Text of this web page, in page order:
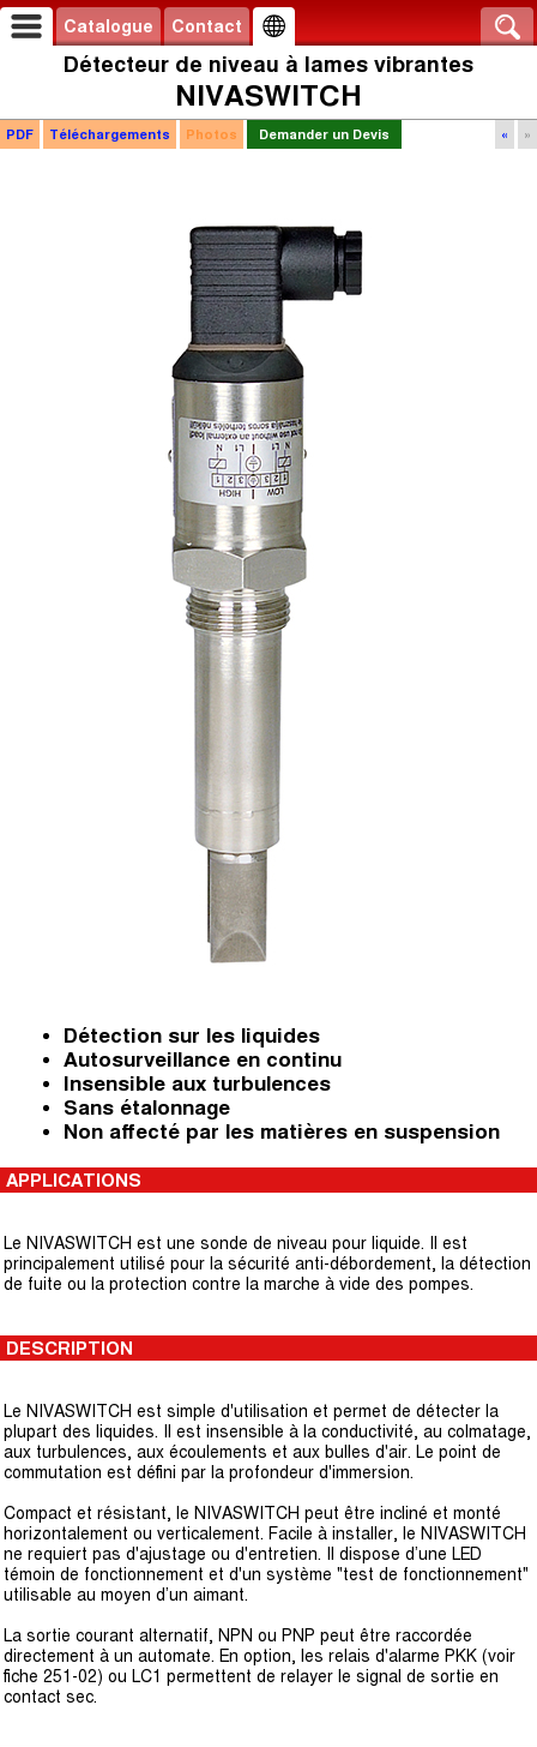
Catalogue Contact
Détecteur de niveau à lames vibrantes
NIVASWITCH
« »
PDF Téléchargements Photos Demander un Devis
Détection sur les liquides
Autosurveillance en continu
Insensible aux turbulences
Sans étalonnage
Non affecté par les matières en suspension
APPLICATIONS
Le NIVASWITCH est une sonde de niveau pour liquide. Il est
principalement utilisé pour la sécurité anti-débordement, la détection
de fuite ou la protection contre la marche à vide des pompes.
DESCRIPTION
Le NIVASWITCH est simple d'utilisation et permet de détecter la
plupart des liquides. Il est insensible à la conductivité, au colmatage,
aux turbulences, aux écoulements et aux bulles d'air. Le point de
commutation est défini par la profondeur d'immersion.
Compact et résistant, le NIVASWITCH peut être incliné et monté
horizontalement ou verticalement. Facile à installer, le NIVASWITCH
ne requiert pas d'ajustage ou d'entretien. Il dispose d’une LED
témoin de fonctionnement et d'un système "test de fonctionnement"
utilisable au moyen d’un aimant.
La sortie courant alternatif, NPN ou PNP peut être raccordée
directement à un automate. En option, les relais d'alarme PKK (voir
fiche 251-02) ou LC1 permettent de relayer le signal de sortie en
contact sec.